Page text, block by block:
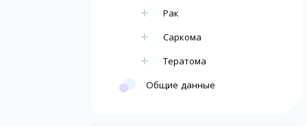
Рак
Саркома
Тератома
Общие данные